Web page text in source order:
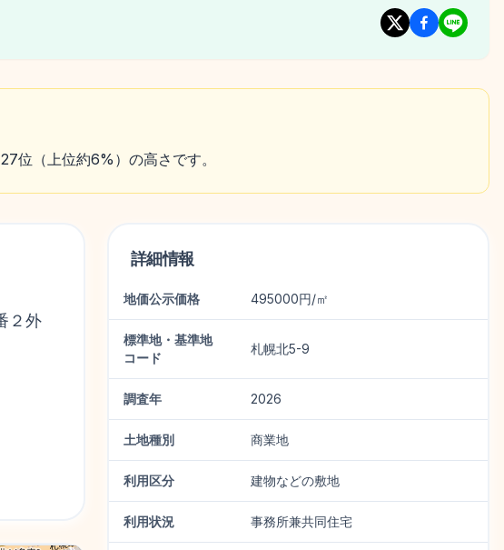
位（上位約6%）の高さです。
２外
詳細情報
地価公示価格 495000円/㎡
標準地・基準地
コード
札幌北5-9
調査年 2026
土地種別 商業地
利用区分 建物などの敷地
利用状況 事務所兼共同住宅